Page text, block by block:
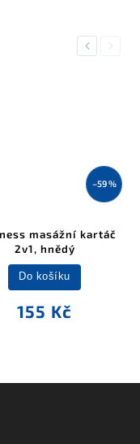
Previous
–59 %
masážní kartáč
2v1, hnědý
155 Kč
Do košíku
Next